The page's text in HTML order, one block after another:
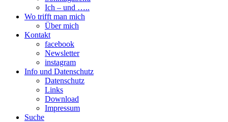
Ich – und …..
Wo trifft man mich
Über mich
Kontakt
facebook
Newsletter
instagram
Info und Datenschutz
Datenschutz
Links
Download
Impressum
Suche